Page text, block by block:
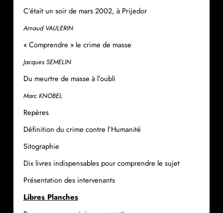
C’était un soir de mars 2002, à Prijedor
Arnaud VAULERIN
« Comprendre » le crime de masse
Jacques SEMELIN
Du meurtre de masse à l’oubli
Marc KNOBEL
Repères
Définition du crime contre l’Humanité
Sitographie
Dix livres indispensables pour comprendre le sujet
Présentation des intervenants
Libres Planches